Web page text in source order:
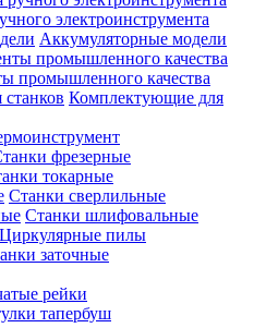
электроинструмента
Аккумуляторные модели
промышленного качества
Комплектующие для
фрезерные
токарные
Станки сверлильные
Станки шлифовальные
Циркулярные пилы
заточные
рейки
тапербуш